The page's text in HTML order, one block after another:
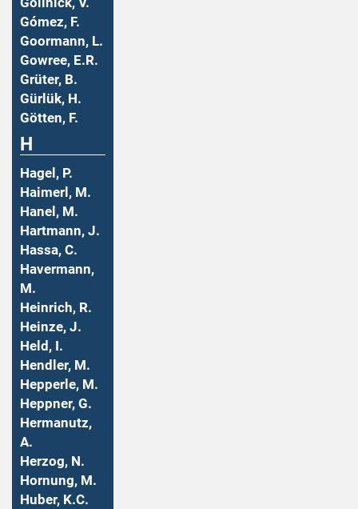
Gómez, F.
Goormann, L.
Gowree, E.R.
Grüter, B.
Gürlük, H.
Götten, F.
H
Hagel, P.
Haimerl, M.
Hanel, M.
Hartmann, J.
Hassa, C.
Havermann,
M.
Heinrich, R.
Heinze, J.
Held, I.
Hendler, M.
Hepperle, M.
Heppner, G.
Hermanutz,
A.
Herzog, N.
Hornung, M.
Huber, K.C.